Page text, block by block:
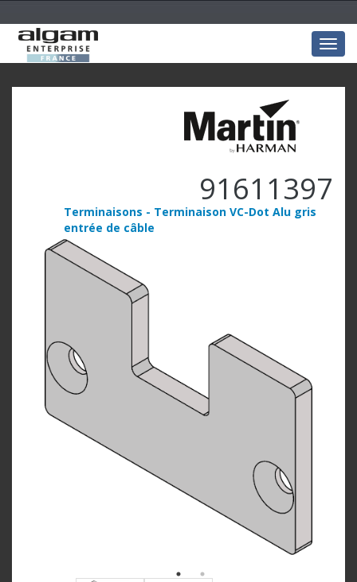
91611397
Terminaisons - Terminaison VC-Dot Alu gris
entrée de câble